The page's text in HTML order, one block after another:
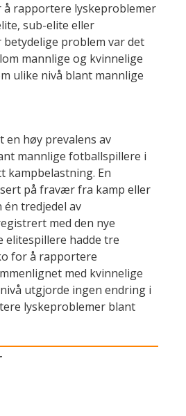
rapportere lyskeproblemer
sub-elite eller
problem var det
mannlige og kvinnelige
ulike nivå blant mannlige
en høy prevalens av
mannlige fotballspillere i
kampbelastning. En
på fravær fra kamp eller
tredjedel av
med den nye
elitespillere hadde tre
for å rapportere
med kvinnelige
utgjorde ingen endring i
lyskeproblemer blant